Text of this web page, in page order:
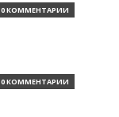
0 КОММЕНТАРИИ
0 КОММЕНТАРИИ